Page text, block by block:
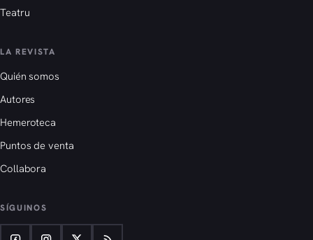
Teatru
LA REVISTA
Quién somos
Autores
Hemeroteca
Puntos de venta
Collabora
SÍGUINOS